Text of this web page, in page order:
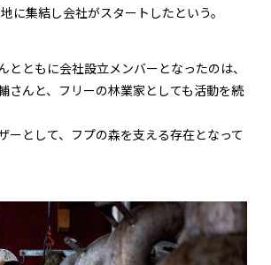
に集結し会社がスタートしたという。
とともに会社設立メンバーとなったのは、
さんと、フリーの林業家としても活動を続
ーとして、フプの森を支える存在となって